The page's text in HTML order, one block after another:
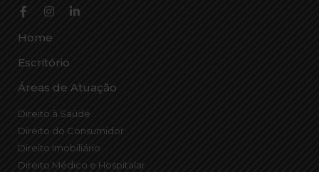
Home
Escritório
Áreas de Atuação
Direito à Saúde
Direito do Consumidor
Direito Imobiliário
Direito Médico e Hospitalar